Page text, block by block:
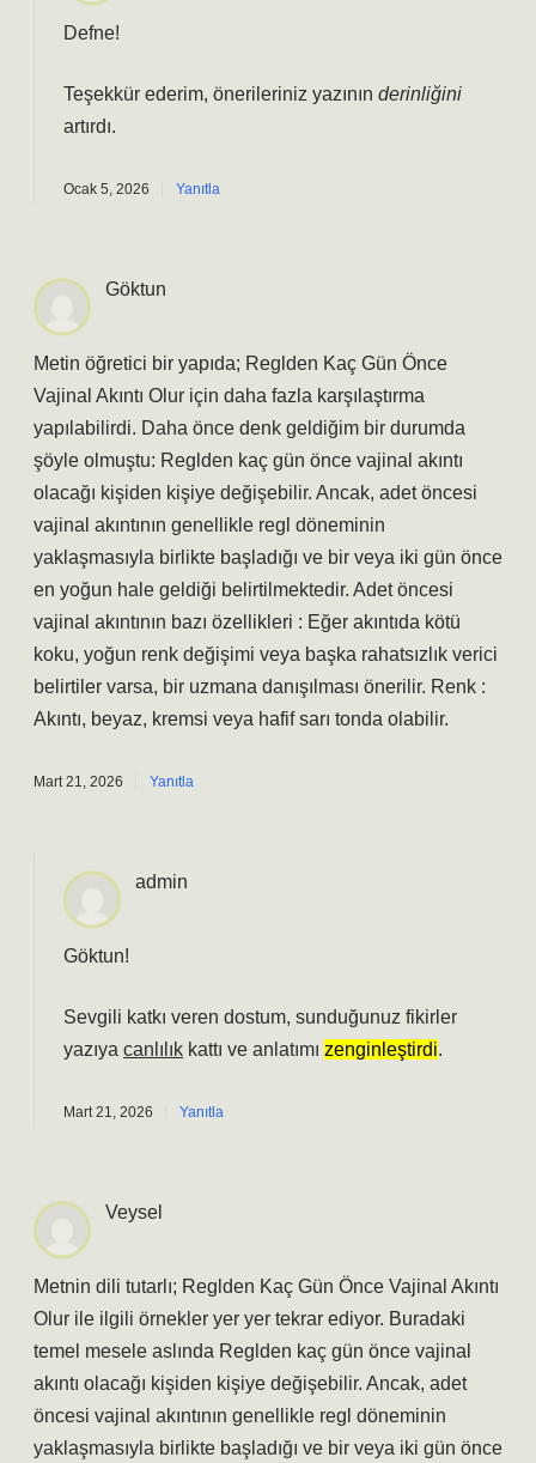
Defne!
Teşekkür ederim, önerileriniz yazının derinliğini
artırdı.
Ocak 5, 2026 Yanıtla
Göktun
Metin öğretici bir yapıda; Reglden Kaç Gün Önce
Vajinal Akıntı Olur için daha fazla karşılaştırma
yapılabilirdi. Daha önce denk geldiğim bir durumda
şöyle olmuştu: Reglden kaç gün önce vajinal akıntı
olacağı kişiden kişiye değişebilir. Ancak, adet öncesi
vajinal akıntının genellikle regl döneminin
yaklaşmasıyla birlikte başladığı ve bir veya iki gün önce
en yoğun hale geldiği belirtilmektedir. Adet öncesi
vajinal akıntının bazı özellikleri : Eğer akıntıda kötü
koku, yoğun renk değişimi veya başka rahatsızlık verici
belirtiler varsa, bir uzmana danışılması önerilir. Renk :
Akıntı, beyaz, kremsi veya hafif sarı tonda olabilir.
Mart 21, 2026 Yanıtla
admin
Göktun!
Sevgili katkı veren dostum, sunduğunuz fikirler
yazıya canlılık kattı ve anlatımı zenginleştirdi.
Mart 21, 2026 Yanıtla
Veysel
Metnin dili tutarlı; Reglden Kaç Gün Önce Vajinal Akıntı
Olur ile ilgili örnekler yer yer tekrar ediyor. Buradaki
temel mesele aslında Reglden kaç gün önce vajinal
akıntı olacağı kişiden kişiye değişebilir. Ancak, adet
öncesi vajinal akıntının genellikle regl döneminin
yaklaşmasıyla birlikte başladığı ve bir veya iki gün önce